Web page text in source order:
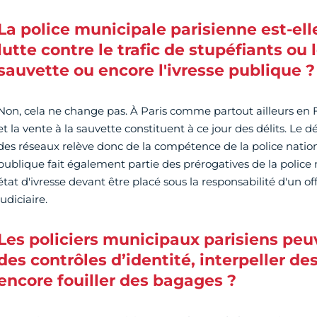
police municipale parisienne est-
contre le trafic de stupéfiants ou
ou encore l'ivresse publique ?
cela ne change pas. À Paris comme partout ailleurs en
la vente à la sauvette constituent à ce jour des délits. Le
réseaux relève donc de la compétence de la police
fait également partie des prérogatives de la police
d'ivresse devant être placé sous la responsabilité d'un
policiers municipaux parisiens
contrôles d’identité, interpeller
fouiller des bagages ?